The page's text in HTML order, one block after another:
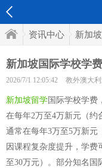
资讯中心 新加
新加坡国际学校学
2026/7/1 12:05:42 教外澳大
新加坡留学 国际学校学费
在每年2万至4万新元（约
通常在每年3万至5万新元
因课程复杂度提升，学费
至30万元）。部分知名